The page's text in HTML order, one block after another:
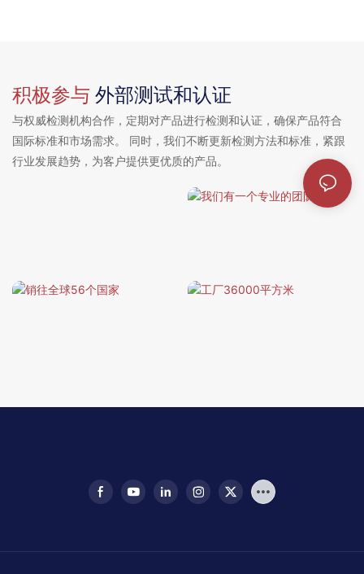
积极参与外部测试和认证
与权威检测机构合作，定期对产品进行检测和认证，确保产品符合
国际标准和市场需求。 同时，我们不断更新检测方法和标准，紧跟
行业发展趋势，为客户提供更优质的产品。